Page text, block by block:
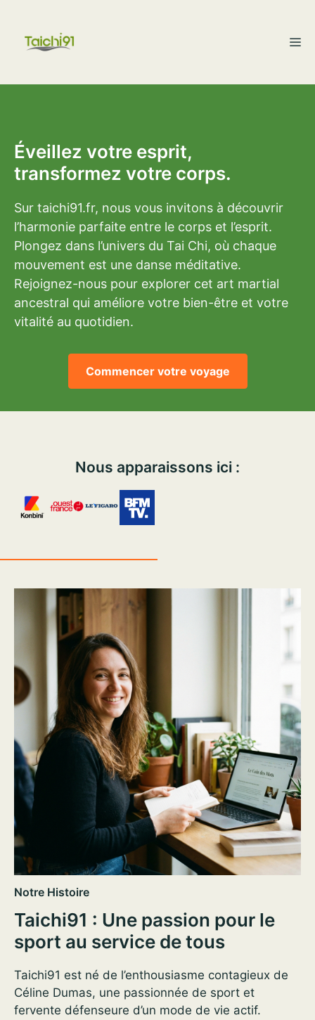
contenu
Éveillez votre esprit,
transformez votre corps.
Sur taichi91.fr, nous vous invitons à découvrir
l’harmonie parfaite entre le corps et l’esprit.
Plongez dans l’univers du Tai Chi, où chaque
mouvement est une danse méditative.
Rejoignez-nous pour explorer cet art martial
ancestral qui améliore votre bien-être et votre
vitalité au quotidien.
Commencer votre voyage
Nous apparaissons ici :
Notre Histoire
Taichi91 : Une passion pour le
sport au service de tous
Taichi91 est né de l’enthousiasme contagieux de
Céline Dumas, une passionnée de sport et
fervente défenseure d’un mode de vie actif.